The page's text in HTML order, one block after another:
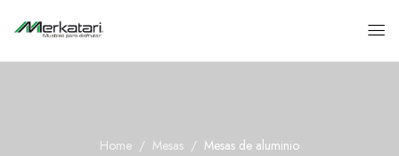
Home Mesas Mesas de aluminio